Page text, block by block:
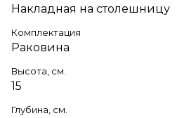
Накладная на столешницу
Комплектация
Раковина
Высота, см.
15
Глубина, см.